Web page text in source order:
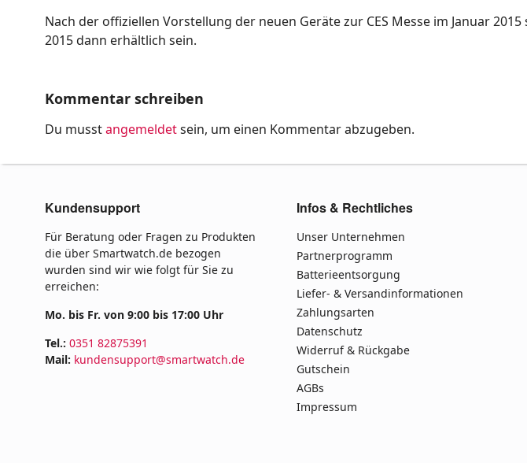
Nach der offiziellen Vorstellung der neuen Geräte zur CES Messe im Januar
2015 dann erhältlich sein.
Kommentar schreiben
Du musstangemeldetsein, um einen Kommentar abzugeben.
Kundensupport
Für Beratung oder Fragen zu Produkten
die über Smartwatch.de bezogen
wurden sind wir wie folgt für Sie zu
erreichen:
Mo. bis Fr. von 9:00 bis 17:00 Uhr
Tel.: 0351 82875391
Mail: kundensupport@smartwatch.de
Infos & Rechtliches
Unser Unternehmen
Partnerprogramm
Batterieentsorgung
Liefer- & Versandinformationen
Zahlungsarten
Datenschutz
Widerruf & Rückgabe
Gutschein
AGBs
Impressum